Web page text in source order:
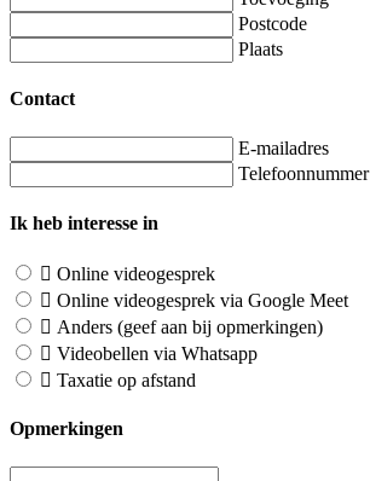
Postcode
Plaats
Contact
E-mailadres
Telefoonnummer
Ik heb interesse in
Online videogesprek
Online videogesprek via Google Meet
Anders (geef aan bij opmerkingen)
Videobellen via Whatsapp
Taxatie op afstand
Opmerkingen